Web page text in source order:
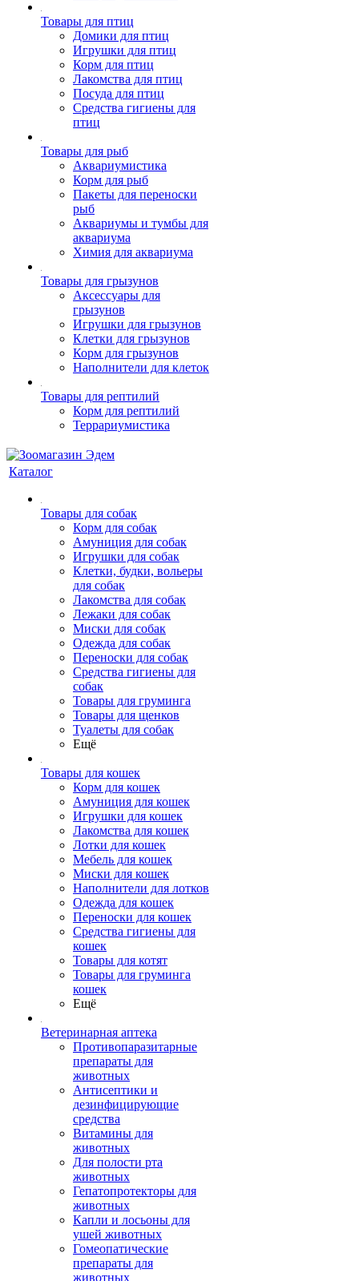
Товары для птиц
Домики для птиц
Игрушки для птиц
Корм для птиц
Лакомства для птиц
Посуда для птиц
Средства гигиены для
птиц
Товары для рыб
Аквариумистика
Корм для рыб
Пакеты для переноски
рыб
Аквариумы и тумбы для
аквариума
Химия для аквариума
Товары для грызунов
Аксессуары для
грызунов
Игрушки для грызунов
Клетки для грызунов
Корм для грызунов
Наполнители для клеток
Товары для рептилий
Корм для рептилий
Террариумистика
Каталог
Товары для собак
Корм для собак
Амуниция для собак
Игрушки для собак
Клетки, будки, вольеры
для собак
Лакомства для собак
Лежаки для собак
Миски для собак
Одежда для собак
Переноски для собак
Средства гигиены для
собак
Товары для груминга
Товары для щенков
Туалеты для собак
Ещё
Товары для кошек
Корм для кошек
Амуниция для кошек
Игрушки для кошек
Лакомства для кошек
Лотки для кошек
Мебель для кошек
Миски для кошек
Наполнители для лотков
Одежда для кошек
Переноски для кошек
Средства гигиены для
кошек
Товары для котят
Товары для груминга
кошек
Ещё
Ветеринарная аптека
Противопаразитарные
препараты для
животных
Антисептики и
дезинфицирующие
средства
Витамины для
животных
Для полости рта
животных
Гепатопротекторы для
животных
Капли и лосьоны для
ушей животных
Гомеопатические
препараты для
животных